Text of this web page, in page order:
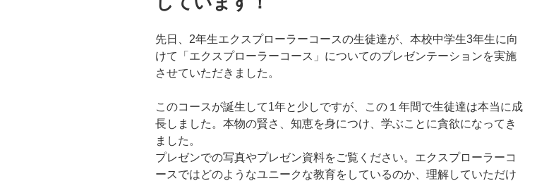
先日、2年生エクスプローラーコースの生徒達が、本校中学生3年生に向
けて「エクスプローラーコース」についてのプレゼンテーションを実施
させていただきました。
このコースが誕生して1年と少しですが、この１年間で生徒達は本当に成
長しました。本物の賢さ、知恵を身につけ、学ぶことに貪欲になってき
ました。
プレゼンでの写真やプレゼン資料をご覧ください。エクスプローラーコ
ースではどのようなユニークな教育をしているのか、理解していただけ